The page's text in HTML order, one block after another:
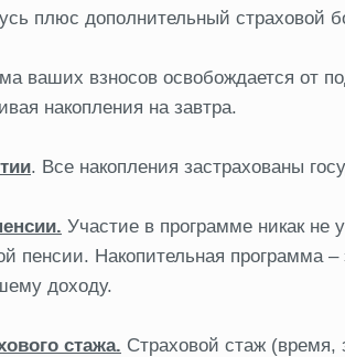
плюс дополнительный страховой
ваших взносов освобождается от
накопления на завтра.
. Все накопления застрахованы
Участие в программе никак
пенсии. Накопительная программа
доходу.
стажа. Страховой стаж